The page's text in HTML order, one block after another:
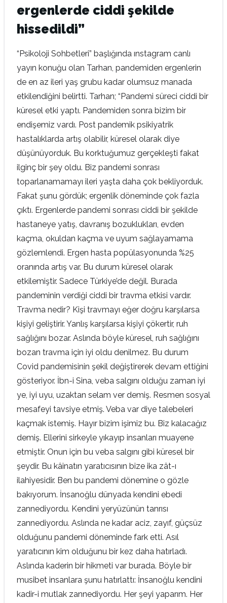
ergenlerde ciddi şekilde
hissedildi”
“Psikoloji Sohbetleri” başlığında ınstagram canlı
yayın konuğu olan Tarhan, pandemiden ergenlerin
de en az ileri yaş grubu kadar olumsuz manada
etkilendiğini belirtti. Tarhan; “Pandemi süreci ciddi bir
küresel etki yaptı. Pandemiden sonra bizim bir
endişemiz vardı. Post pandemik psikiyatrik
hastalıklarda artış olabilir, küresel olarak diye
düşünüyorduk. Bu korktuğumuz gerçekleşti fakat
ilginç bir şey oldu. Biz pandemi sonrası
toparlanamamayı ileri yaşta daha çok bekliyorduk.
Fakat şunu gördük; ergenlik döneminde çok fazla
çıktı. Ergenlerde pandemi sonrası ciddi bir şekilde
hastaneye yatış, davranış bozuklukları, evden
kaçma, okuldan kaçma ve uyum sağlayamama
gözlemlendi. Ergen hasta popülasyonunda %25
oranında artış var. Bu durum küresel olarak
etkilemiştir. Sadece Türkiye’de değil. Burada
pandeminin verdiği ciddi bir travma etkisi vardır.
Travma nedir? Kişi travmayı eğer doğru karşılarsa
kişiyi geliştirir. Yanlış karşılarsa kişiyi çökertir, ruh
sağlığını bozar. Aslında böyle küresel, ruh sağlığını
bozan travma için iyi oldu denilmez. Bu durum
Covid pandemisinin şekil değiştirerek devam ettiğini
gösteriyor. İbn-i Sina, veba salgını olduğu zaman iyi
ye, iyi uyu, uzaktan selam ver demiş. Resmen sosyal
mesafeyi tavsiye etmiş. Veba var diye talebeleri
kaçmak istemiş. Hayır bizim işimiz bu. Biz kalacağız
demiş. Ellerini sirkeyle yıkayıp insanları muayene
etmiştir. Onun için bu veba salgını gibi küresel bir
şeydir. Bu kâinatın yaratıcısının bize ika zât-ı
ilahiyesidir. Ben bu pandemi dönemine o gözle
bakıyorum. İnsanoğlu dünyada kendini ebedi
zannediyordu. Kendini yeryüzünün tanrısı
zannediyordu. Aslında ne kadar aciz, zayıf, güçsüz
olduğunu pandemi döneminde fark etti. Asıl
yaratıcının kim olduğunu bir kez daha hatırladı.
Aslında kaderin bir hikmeti var burada. Böyle bir
musibet insanlara şunu hatırlattı: İnsanoğlu kendini
kadir-i mutlak zannediyordu. Her şeyi yaparım. Her